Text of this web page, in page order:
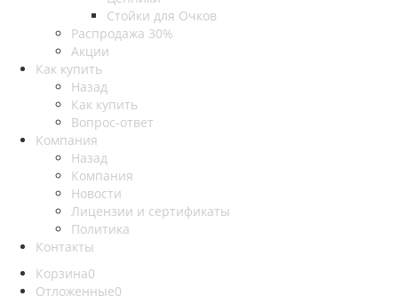
Стойки для Очков
Распродажа 30%
Акции
Как купить
Назад
Как купить
Вопрос-ответ
Компания
Назад
Компания
Новости
Лицензии и сертификаты
Политика
Контакты
Корзина0
Отложенные0